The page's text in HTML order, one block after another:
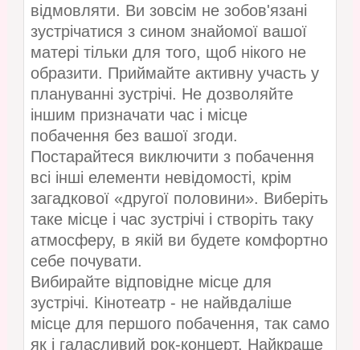
відмовляти. Ви зовсім не зобов'язані
зустрічатися з сином знайомої вашої
матері тільки для того, щоб нікого не
образити. Приймайте активну участь у
плануванні зустрічі. Не дозволяйте
іншим призначати час і місце
побачення без вашої згоди.
Постарайтеся виключити з побачення
всі інші елементи невідомості, крім
загадкової «другої половини». Виберіть
таке місце і час зустрічі і створіть таку
атмосферу, в якій ви будете комфортно
себе почувати.
Вибирайте відповідне місце для
зустрічі. Кінотеатр - не найвдаліше
місце для першого побачення, так само
як і галасливий рок-концерт. Найкраще